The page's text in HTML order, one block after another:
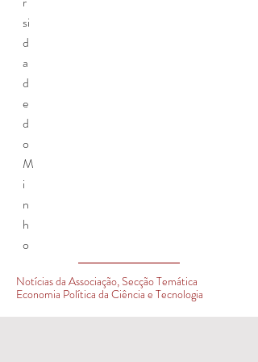
si
d
a
d
e
d
o
M
i
n
h
o
Notícias da Associação, Secção Temática
Economia Política da Ciência e Tecnologia